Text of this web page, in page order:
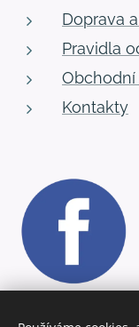
Doprava
Pravidla
Kontakty